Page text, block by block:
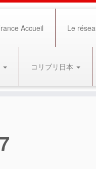
Accueil Le
コリブリ日本